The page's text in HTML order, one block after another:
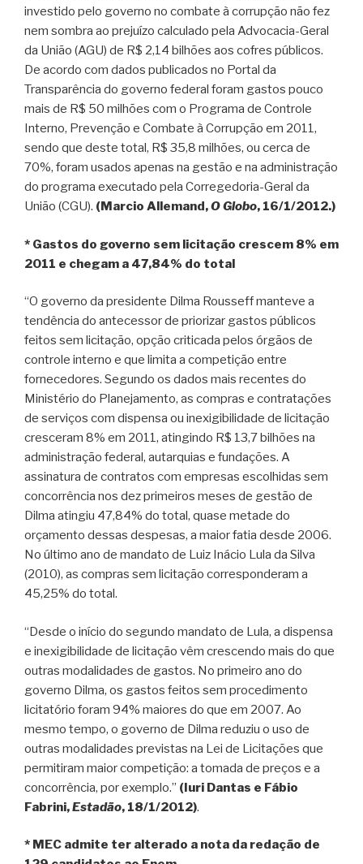
investido pelo governo no combate à corrupção não fez
nem sombra ao prejuízo calculado pela Advocacia-Geral
da União (AGU) de R$ 2,14 bilhões aos cofres públicos.
De acordo com dados publicados no Portal da
Transparência do governo federal foram gastos pouco
mais de R$ 50 milhões com o Programa de Controle
Interno, Prevenção e Combate à Corrupção em 2011,
sendo que deste total, R$ 35,8 milhões, ou cerca de
70%, foram usados apenas na gestão e na administração
do programa executado pela Corregedoria-Geral da
União (CGU). (Marcio Allemand,O Globo, 16/1/2012.)
* Gastos do governo sem licitação crescem 8% em
2011 e chegam a 47,84% do total
“O governo da presidente Dilma Rousseff manteve a
tendência do antecessor de priorizar gastos públicos
feitos sem licitação, opção criticada pelos órgãos de
controle interno e que limita a competição entre
fornecedores. Segundo os dados mais recentes do
Ministério do Planejamento, as compras e contratações
de serviços com dispensa ou inexigibilidade de licitação
cresceram 8% em 2011, atingindo R$ 13,7 bilhões na
administração federal, autarquias e fundações. A
assinatura de contratos com empresas escolhidas sem
concorrência nos dez primeiros meses de gestão de
Dilma atingiu 47,84% do total, quase metade do
orçamento dessas despesas, a maior fatia desde 2006.
No último ano de mandato de Luiz Inácio Lula da Silva
(2010), as compras sem licitação corresponderam a
45,25% do total.
“Desde o início do segundo mandato de Lula, a dispensa
e inexigibilidade de licitação vêm crescendo mais do que
outras modalidades de gastos. No primeiro ano do
governo Dilma, os gastos feitos sem procedimento
licitatório foram 94% maiores do que em 2007. Ao
mesmo tempo, o governo de Dilma reduziu o uso de
outras modalidades previstas na Lei de Licitações que
permitiram maior competição: a tomada de preços e a
concorrência, por exemplo.” (Iuri Dantas e Fábio
Fabrini,Estadão, 18/1/2012).
* MEC admite ter alterado a nota da redação de